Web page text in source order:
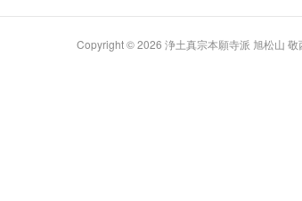
Copyright ©2026 浄土真宗本願寺派 旭松山 敬